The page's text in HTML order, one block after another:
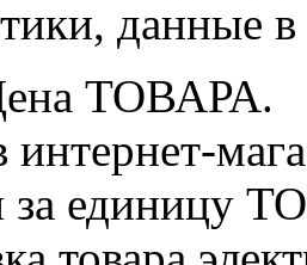
данные
ТОВАРА.
за единицу